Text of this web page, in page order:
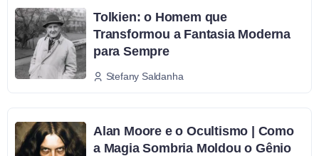
Tolkien: o Homem que
Transformou a Fantasia Moderna
para Sempre
Stefany Saldanha
Alan Moore e o Ocultismo | Como
a Magia Sombria Moldou o Gênio